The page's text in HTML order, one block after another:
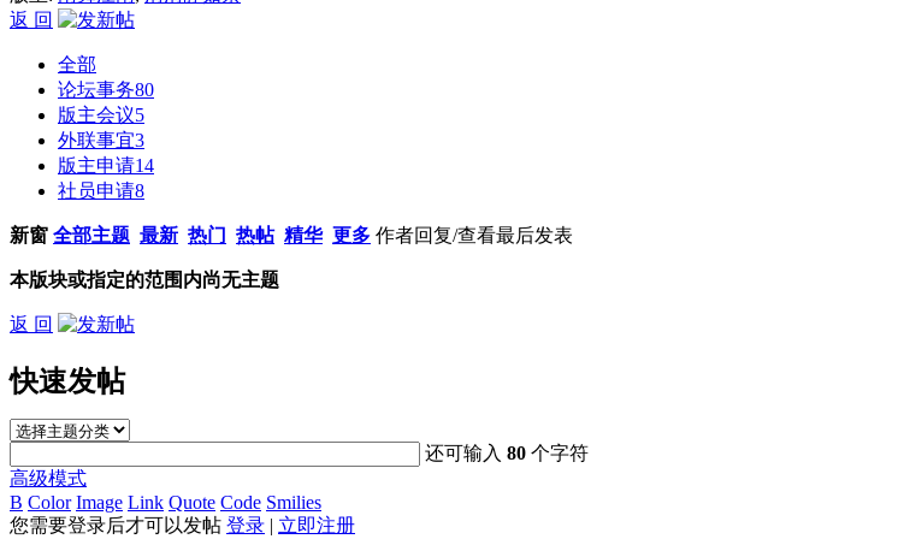
返 回
全部
论坛事务80
版主会议5
外联事宜3
版主申请14
社员申请8
新窗 全部主题 最新 热门 热帖 精华 更多 作者回复/查看最后发表
本版块或指定的范围内尚无主题
返 回
快速发帖
还可输入80 个字符
高级模式
B Color Image Link Quote Code Smilies
您需要登录后才可以发帖 登录 | 立即注册